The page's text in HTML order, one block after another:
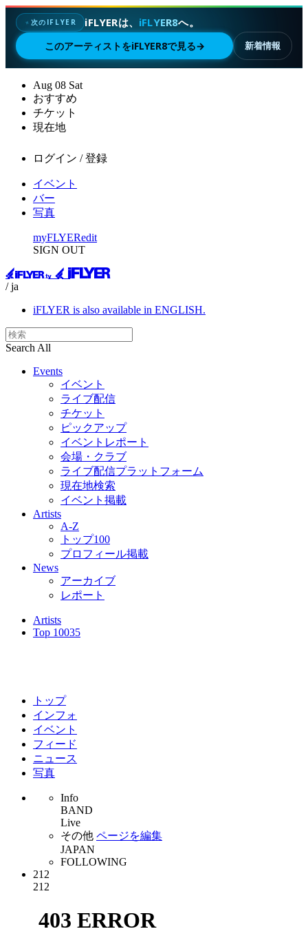
✦次のIFLYER iFLYERは、 iFLYER8へ。
このアーティストをiFLYER8で見る→ 新着情報
Aug 08 Sat
おすすめ
チケット
現在地
ログイン / 登録
イベント
バー
写真
myFLYERedit
SIGN OUT
/ ja
iFLYER is also available in ENGLISH.
Search All
Events
イベント
ライブ配信
チケット
ピックアップ
イベントレポート
会場・クラブ
ライブ配信プラットフォーム
現在地検索
イベント掲載
Artists
A-Z
トップ100
プロフィール掲載
News
アーカイブ
レポート
Artists
Top 10035
トップ
インフォ
イベント
フィード
ニュース
写真
Info
BAND
Live
その他 ページを編集
JAPAN
FOLLOWING
212
212